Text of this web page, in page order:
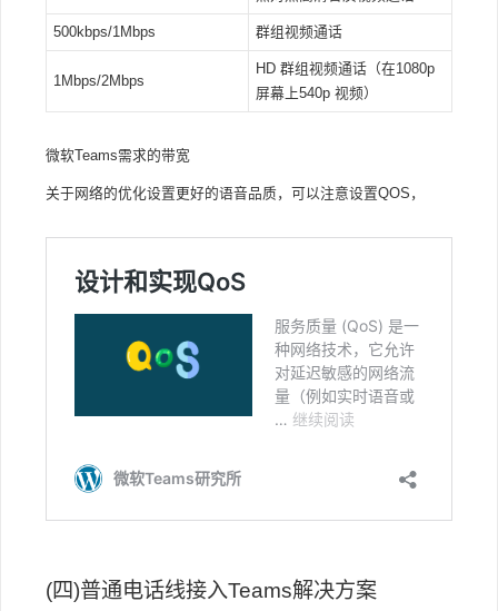
500kbps/1Mbps 群组视频通话
1Mbps/2Mbps
HD 群组视频通话（在1080p
屏幕上540p 视频）
微软Teams需求的带宽
关于网络的优化设置更好的语音品质，可以注意设置QOS，
(四)普通电话线接入Teams解决方案